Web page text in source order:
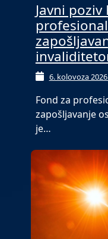
Javni poziv
6. kolovoza
Fond za
zapošljavanje
je…